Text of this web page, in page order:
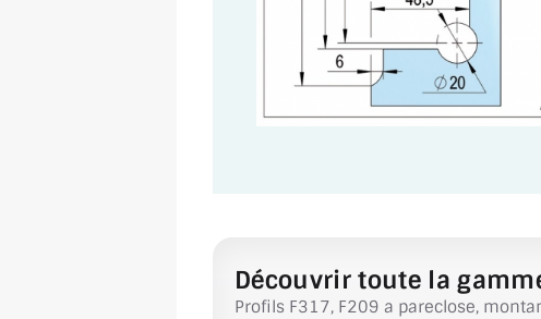
Découvrir toute la
Profils F317, F209 a pareclose,